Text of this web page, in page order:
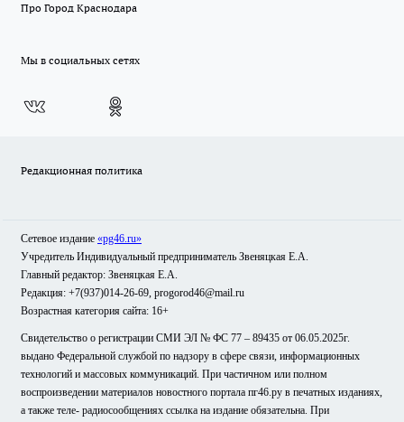
Про Город Краснодара
Мы в социальных сетях
Редакционная политика
Сетевое издание «pg46.ru»
Учредитель Индивидуальный предприниматель Звеняцкая Е.А.
Главный редактор: Звеняцкая Е.А.
Редакция: +7(937)014-26-69, progorod46@mail.ru
Возрастная категория сайта: 16+
Свидетельство о регистрации СМИ ЭЛ № ФС 77 – 89435 от 06.05.2025г.
выдано Федеральной службой по надзору в сфере связи, информационных
технологий и массовых коммуникаций. При частичном или полном
воспроизведении материалов новостного портала пг46.ру в печатных изданиях,
а также теле- радиосообщениях ссылка на издание обязательна. При